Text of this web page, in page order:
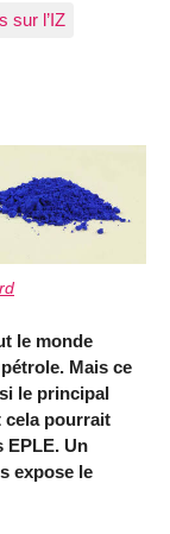
sur l’IZ
le monde
Mais ce
le principal
cela pourrait
EPLE. Un
expose le